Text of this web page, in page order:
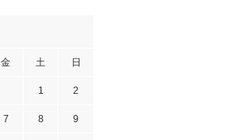
金 土 日
1 2
7 8 9